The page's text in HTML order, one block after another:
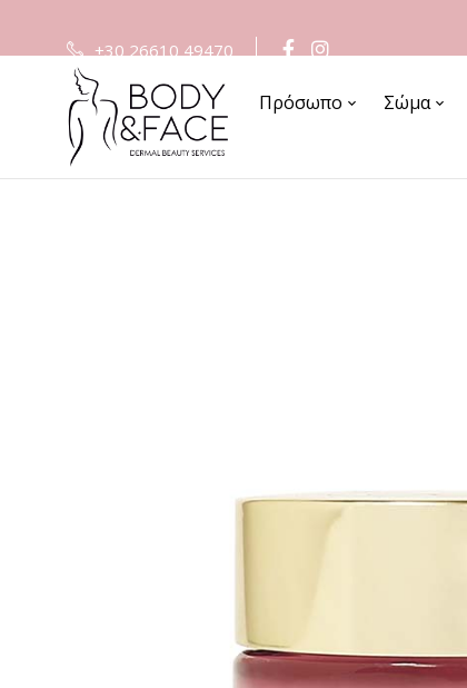
+30 26610 49470
Πρόσωπο Σώμα